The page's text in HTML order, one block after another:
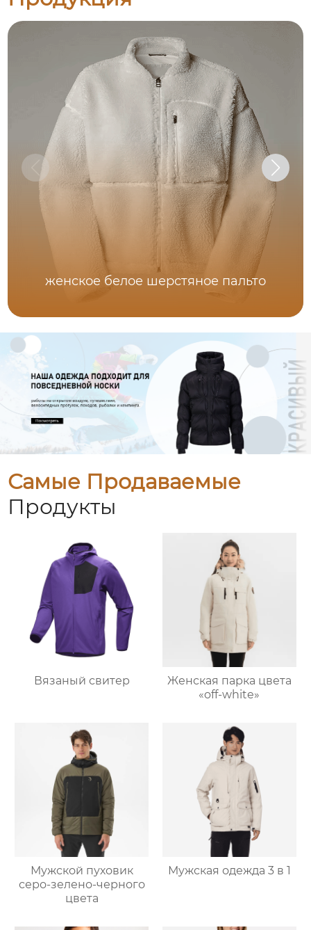
женское белое шерстяное пальто
Самые Продаваемые
Продукты
Вязаный свитер
Женская парка цвета
«off-white»
Мужской пуховик
серо-зелено-черного
цвета
Мужская одежда 3 в 1